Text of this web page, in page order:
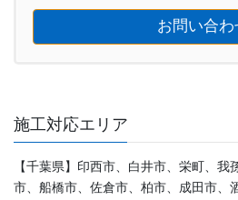
お問い合わ
施工対応エリア
【千葉県】印西市、白井市、栄町、
市、船橋市、佐倉市、柏市、成田市、